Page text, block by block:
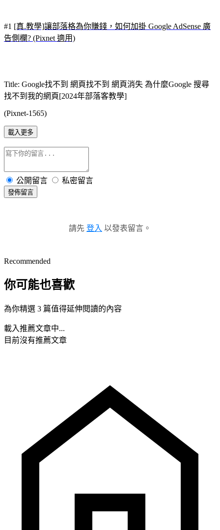
#1 [真.教學]讓部落格為你賺錢，如何加掛 Google AdSense 廣
告側欄? (Pixnet 適用)
Title: Google找不到 網頁找不到 網頁消失 為什麼Google 搜尋
找不到我的網頁[2024年部落客教學]
(Pixnet-1565)
載入更多
公開留言 私密留言
發佈留言
請先 登入 以發表留言。
Recommended
你可能也喜歡
為你精選 3 篇值得延伸閱讀的內容
載入推薦文章中...
目前沒有推薦文章